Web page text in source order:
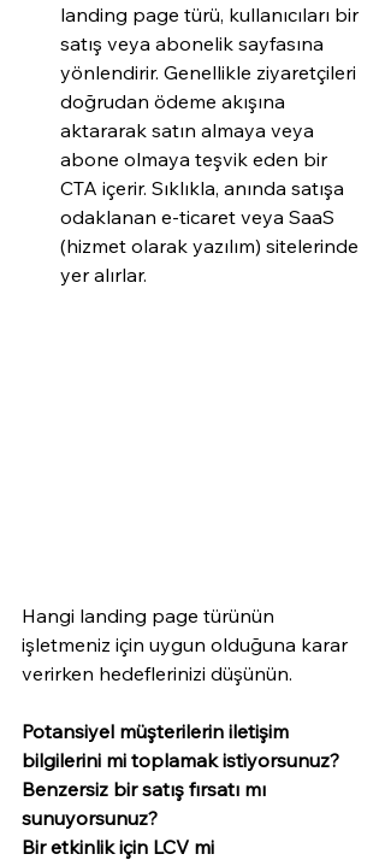
landing page türü, kullanıcıları bir
satış veya abonelik sayfasına
yönlendirir. Genellikle ziyaretçileri
doğrudan ödeme akışına
aktararak satın almaya veya
abone olmaya teşvik eden bir
CTA içerir. Sıklıkla, anında satışa
odaklanan e-ticaret veya SaaS
(hizmet olarak yazılım) sitelerinde
yer alırlar.
Hangi landing page türünün
işletmeniz için uygun olduğuna karar
verirken hedeflerinizi düşünün.
Potansiyel müşterilerin iletişim
bilgilerini mi toplamak istiyorsunuz?
Benzersiz bir satış fırsatı mı
sunuyorsunuz?
Bir etkinlik için LCV mi